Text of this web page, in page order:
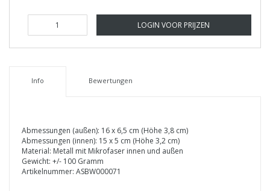
LOGIN VOOR PRIJZEN
Info Bewertungen
Abmessungen (außen): 16 x 6,5 cm (Höhe 3,8 cm)
Abmessungen (innen): 15 x 5 cm (Höhe 3,2 cm)
Material: Metall mit Mikrofaser innen und außen
Gewicht: +/- 100 Gramm
Artikelnummer: ASBW000071